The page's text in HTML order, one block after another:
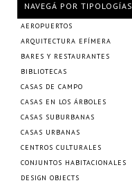
NAVEGÁ POR TIPOLOGÍAS
AEROPUERTOS
ARQUITECTURA EFÍMERA
BARES Y RESTAURANTES
BIBLIOTECAS
CASAS DE CAMPO
CASAS EN LOS ÁRBOLES
CASAS SUBURBANAS
CASAS URBANAS
CENTROS CULTURALES
CONJUNTOS HABITACIONALES
DESIGN OBJECTS